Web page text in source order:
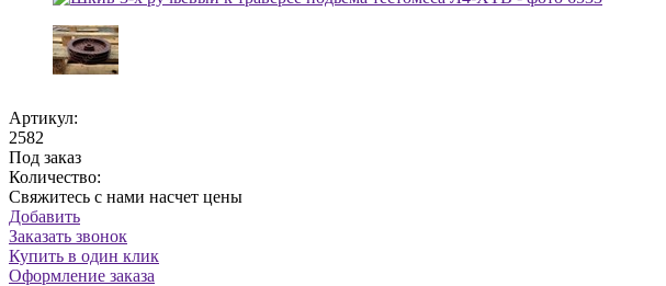
Артикул:
2582
Под заказ
Количество:
Свяжитесь с нами насчет цены
Добавить
Заказать звонок
Купить в один клик
Оформление заказа